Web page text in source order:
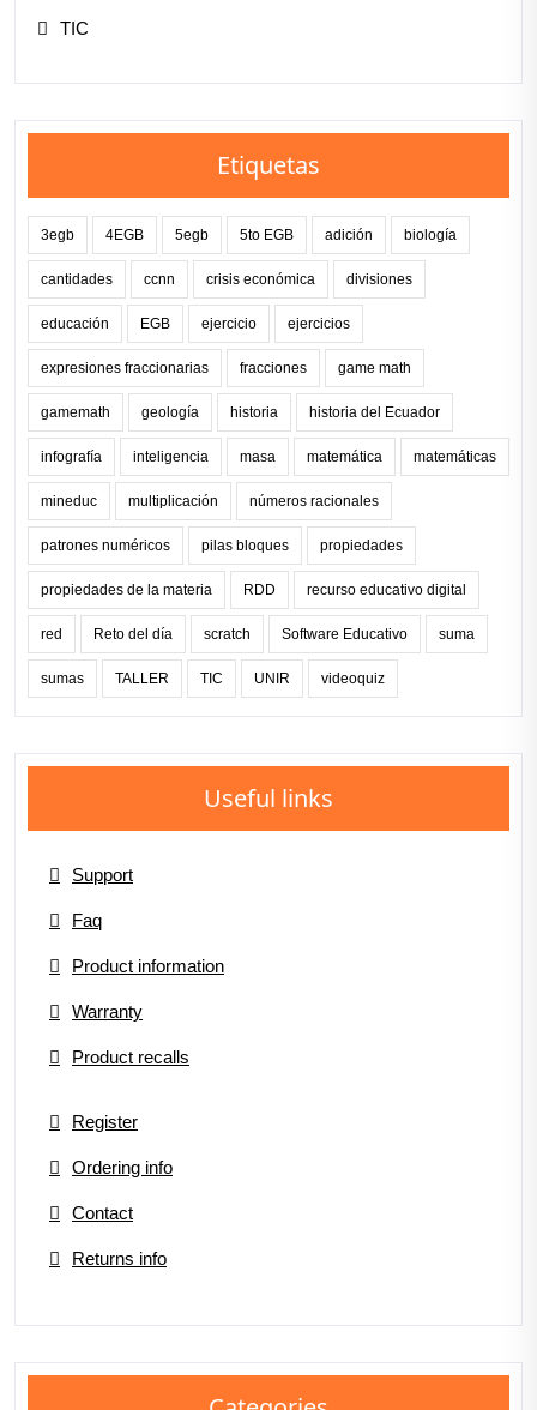
TIC
Etiquetas
3egb 4EGB 5egb 5to EGB adición biología
cantidades ccnn crisis económica divisiones
educación EGB ejercicio ejercicios
expresiones fraccionarias fracciones game math
gamemath geología historia historia del Ecuador
infografía inteligencia masa matemática matemáticas
mineduc multiplicación números racionales
patrones numéricos pilas bloques propiedades
propiedades de la materia RDD recurso educativo digital
red Reto del día scratch Software Educativo suma
sumas TALLER TIC UNIR videoquiz
Useful links
Support
Faq
Product information
Warranty
Product recalls
Register
Ordering info
Contact
Returns info